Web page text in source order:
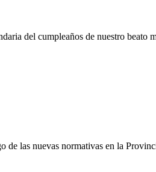
del cumpleaños de nuestro
de las nuevas normativas en la